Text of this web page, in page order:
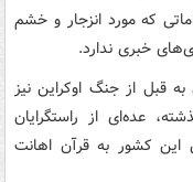
که مورد انزجار و خشم
خبری ندارد.
قبل از جنگ اوکراین نیز
عده‌ای از راستگرایان
کشور به قرآن اهانت